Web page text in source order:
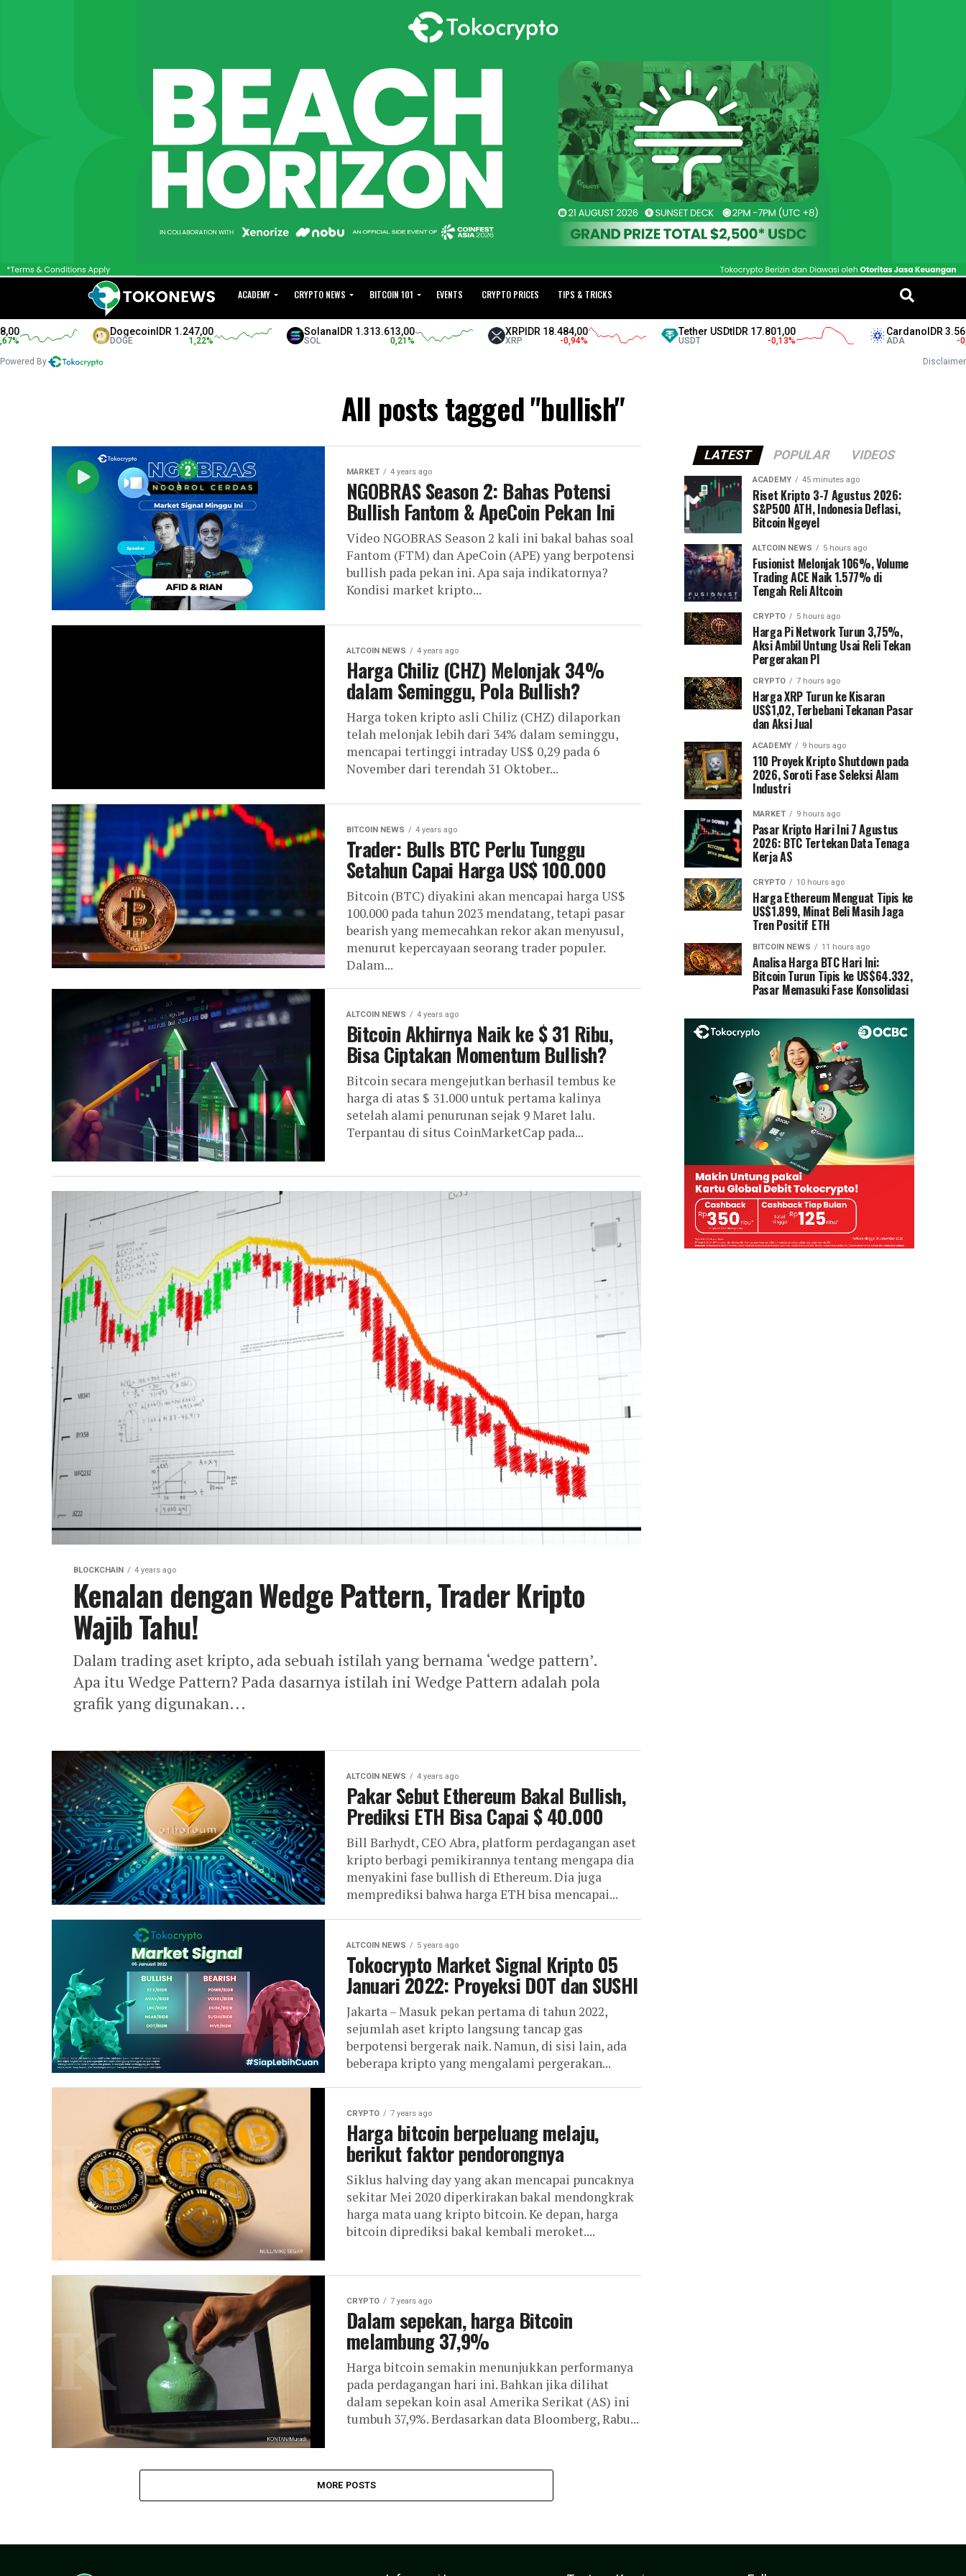
ACADEMY CRYPTO NEWS BITCOIN 101 EVENTS CRYPTO PRICES TIPS & TRICKS
DogecoinIDR 1.247,00
DOGE
SolanaIDR 1.313.613,00 XRP IDR 18.484,00
-0,94
Tether USDtIDR 17.801,00
USDT
Cardano IDR 3.567,00
ADA
Powered By Disclaimer
All posts tagged "bullish"
MARKET 4 years ago
NGOBRAS Season 2: Bahas Potensi
Bullish Fantom & ApeCoin Pekan Ini
Video NGOBRAS Season 2 kali ini bakal bahas soal
Fantom (FTM) dan ApeCoin (APE) yang berpotensi
bullish pada pekan ini. Apa saja indikatornya?
Kondisi market kripto...
ALTCOIN NEWS 4 years ago
Harga Chiliz (CHZ) Melonjak 34%
dalam Seminggu, Pola Bullish?
Harga token kripto asli Chiliz (CHZ) dilaporkan
telah melonjak lebih dari 34% dalam seminggu,
mencapai tertinggi intraday US$ 0,29 pada 6
November dari terendah 31 Oktober...
BITCOIN NEWS 4 years ago
Trader: Bulls BTC Perlu Tunggu
Setahun Capai Harga US$ 100.000
Bitcoin (BTC) diyakini akan mencapai harga US$
100.000 pada tahun 2023 mendatang, tetapi pasar
bearish yang memecahkan rekor akan menyusul,
menurut kepercayaan seorang trader populer.
Dalam...
ALTCOIN NEWS 4 years ago
Bitcoin Akhirnya Naik ke $ 31 Ribu,
Bisa Ciptakan Momentum Bullish?
Bitcoin secara mengejutkan berhasil tembus ke
harga di atas $ 31.000 untuk pertama kalinya
setelah alami penurunan sejak 9 Maret lalu.
Terpantau di situs CoinMarketCap pada...
BLOCKCHAIN 4 years ago
Kenalan dengan Wedge Pattern, Trader Kripto
Wajib Tahu!
Dalam trading aset kripto, ada sebuah istilah yang bernama ‘wedge pattern’.
Apa itu Wedge Pattern? Pada dasarnya istilah ini Wedge Pattern adalah pola
grafik yang digunakan...
ALTCOIN NEWS 4 years ago
Pakar Sebut Ethereum Bakal Bullish,
Prediksi ETH Bisa Capai $ 40.000
Bill Barhydt, CEO Abra, platform perdagangan aset
kripto berbagi pemikirannya tentang mengapa dia
menyakini fase bullish di Ethereum. Dia juga
memprediksi bahwa harga ETH bisa mencapai...
ALTCOIN NEWS 5 years ago
Tokocrypto Market Signal Kripto 05
Januari 2022: Proyeksi DOT dan SUSHI
Jakarta – Masuk pekan pertama di tahun 2022,
sejumlah aset kripto langsung tancap gas
berpotensi bergerak naik. Namun, di sisi lain, ada
beberapa kripto yang mengalami pergerakan...
CRYPTO 7 years ago
Harga bitcoin berpeluang melaju,
berikut faktor pendorongnya
Siklus halving day yang akan mencapai puncaknya
sekitar Mei 2020 diperkirakan bakal mendongkrak
harga mata uang kripto bitcoin. Ke depan, harga
bitcoin diprediksi bakal kembali meroket....
CRYPTO 7 years ago
Dalam sepekan, harga Bitcoin
melambung 37,9%
Harga bitcoin semakin menunjukkan performanya
pada perdagangan hari ini. Bahkan jika dilihat
dalam sepekan koin asal Amerika Serikat (AS) ini
tumbuh 37,9%. Berdasarkan data Bloomberg, Rabu...
MORE POSTS
LATEST POPULAR VIDEOS
ACADEMY 45 minutes ago
Riset Kripto 3-7 Agustus 2026:
S&P500 ATH, Indonesia Deflasi,
Bitcoin Ngeyel
ALTCOIN NEWS 5 hours ago
Fusionist Melonjak 106%, Volume
Trading ACE Naik 1.577% di
Tengah Reli Altcoin
CRYPTO 5 hours ago
Harga Pi Network Turun 3,75%,
Aksi Ambil Untung Usai Reli Tekan
Pergerakan PI
CRYPTO 7 hours ago
Harga XRP Turun ke Kisaran
US$1,02, Terbebani Tekanan Pasar
dan Aksi Jual
ACADEMY 9 hours ago
110 Proyek Kripto Shutdown pada
2026, Soroti Fase Seleksi Alam
Industri
MARKET 9 hours ago
Pasar Kripto Hari Ini 7 Agustus
2026: BTC Tertekan Data Tenaga
Kerja AS
CRYPTO 10 hours ago
Harga Ethereum Menguat Tipis ke
US$1.899, Minat Beli Masih Jaga
Tren Positif ETH
BITCOIN NEWS 11 hours ago
Analisa Harga BTC Hari Ini:
Bitcoin Turun Tipis ke US$64.332,
Pasar Memasuki Fase Konsolidasi